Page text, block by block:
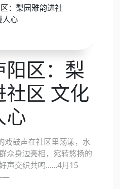
阳区：梨
社区 文化
心
鼓声在社区里荡漾，水
众身边亮相，宛转悠扬的
声交织共鸣......4月15